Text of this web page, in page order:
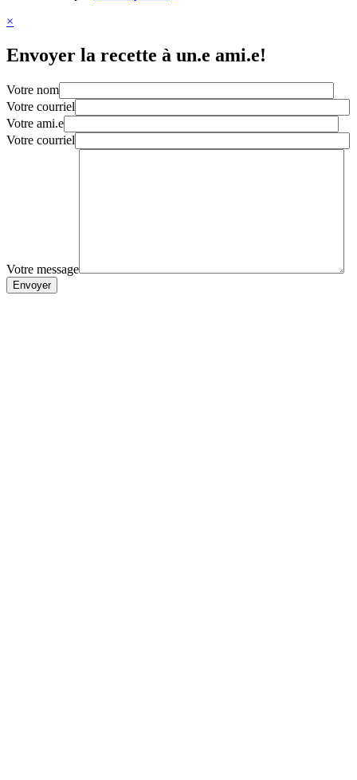
×
Envoyer la recette à un.e ami.e!
Votre nom
Votre courriel
Votre ami.e
Votre courriel
Votre message